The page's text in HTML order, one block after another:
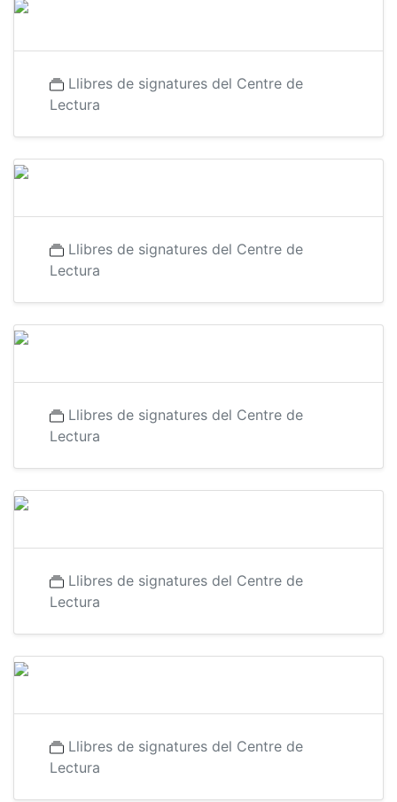
Llibres de signatures del Centre de
Lectura
Llibres de signatures del Centre de
Lectura
Llibres de signatures del Centre de
Lectura
Llibres de signatures del Centre de
Lectura
Llibres de signatures del Centre de
Lectura